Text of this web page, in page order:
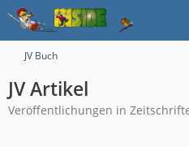
JV Buch
JV Artikel
Veröffentlichungen in